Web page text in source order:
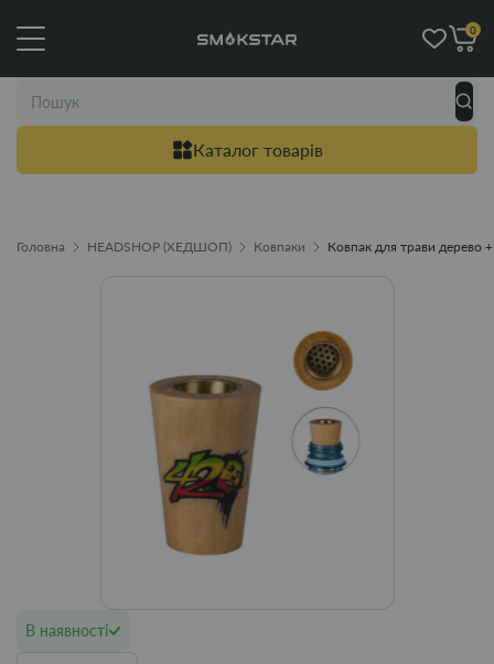
Каталог товарів
0
Головна HEADSHOP (ХЕДШОП) Ковпаки Ковпак для трави дерево
В наявності